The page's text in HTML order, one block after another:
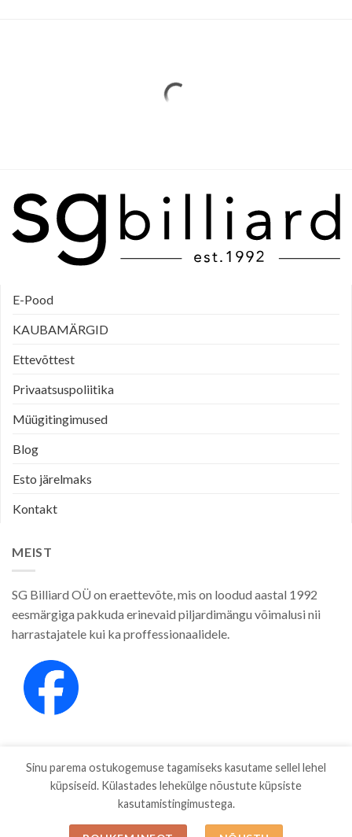
E-Pood
KAUBAMÄRGID
Ettevõttest
Privaatsuspoliitika
Müügitingimused
Blog
Esto järelmaks
Kontakt
MEIST
SG Billiard OÜ on eraettevõte, mis on loodud aastal 1992
eesmärgiga pakkuda erinevaid piljardimängu võimalusi nii
harrastajatele kui ka proffessionaalidele.
KAUBAMÄRGID ETTEVÕTTEST
PRIVAATSUSPOLIITIKA
Sinu parema ostukogemuse tagamiseks kasutame sellel lehel
küpsiseid. Külastades lehekülge nõustute küpsiste
kasutamistingimustega.